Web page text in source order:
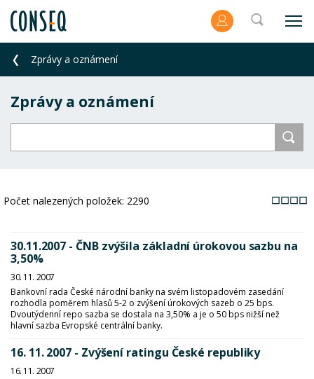
Zprávy a oznámení
Zprávy a oznámení
Počet nalezených položek: 2290
30.11.2007 - ČNB zvýšila základní úrokovou sazbu na
3,50%
30. 11. 2007
Bankovní rada České národní banky na svém listopadovém zasedání
rozhodla poměrem hlasů 5-2 o zvýšení úrokových sazeb o 25 bps.
Dvoutýdenní repo sazba se dostala na 3,50% a je o 50 bps nižší než
hlavní sazba Evropské centrální banky.
16. 11. 2007 - Zvýšení ratingu České republiky
16. 11. 2007